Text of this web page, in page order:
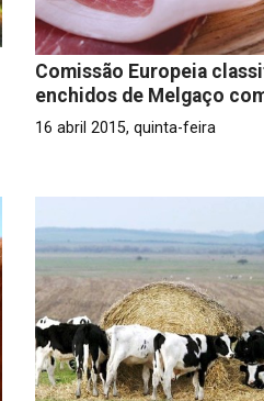
Comissão Europeia
enchidos de Melgaço
16 abril 2015, quinta-feira